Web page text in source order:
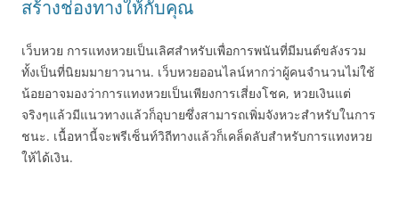
สร้างช่องทางให้กับคุณ
เว็บหวย การแทงหวยเป็นเลิศสำหรับเพื่อการพนันที่มีมนต์ขลังรวม
ทั้งเป็นที่นิยมมายาวนาน. เว็บหวยออนไลน์หากว่าผู้คนจำนวนไม่ใช้
น้อยอาจมองว่าการแทงหวยเป็นเพียงการเสี่ยงโชค, หวยเงินแต่
จริงๆแล้วมีแนวทางแล้วก็อุบายซึ่งสามารถเพิ่มจังหวะสำหรับในการ
ชนะ. เนื้อหานี้จะพรีเซ็นท์วิถีทางแล้วก็เคล็ดลับสำหรับการแทงหวย
ให้ได้เงิน.